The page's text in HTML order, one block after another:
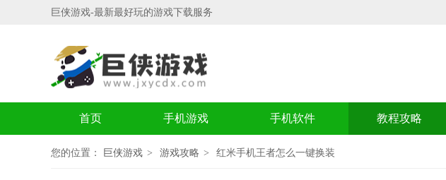
巨侠游戏-最新最好玩的游戏下载服务
首页 手机游戏 手机软件 教程攻略
您的位置： 巨侠游戏 游戏攻略 红米手机王者怎么一键换装